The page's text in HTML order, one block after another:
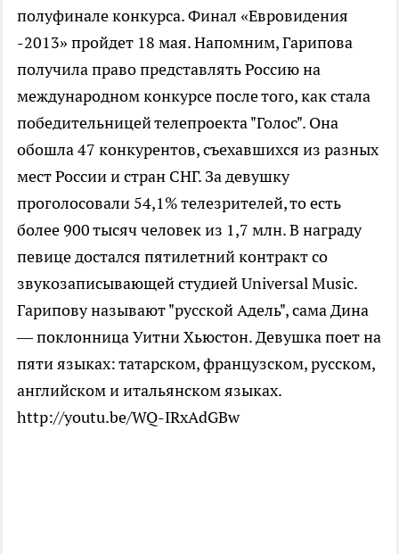
полуфинале конкурса. Финал «Евровидения
-2013» пройдет 18 мая. Напомним, Гарипова
получила право представлять Россию на
международном конкурсе после того, как стала
победительницей телепроекта "Голос". Она
обошла 47 конкурентов, съехавшихся из разных
мест России и стран СНГ. За девушку
проголосовали 54,1% телезрителей, то есть
более 900 тысяч человек из 1,7 млн. В награду
певице достался пятилетний контракт со
звукозаписывающей студией Universal Music.
Гарипову называют "русской Адель", сама Дина
— поклонница Уитни Хьюстон. Девушка поет на
пяти языках: татарском, французском, русском,
английском и итальянском языках.
http://youtu.be/WQ-IRxAdGBw